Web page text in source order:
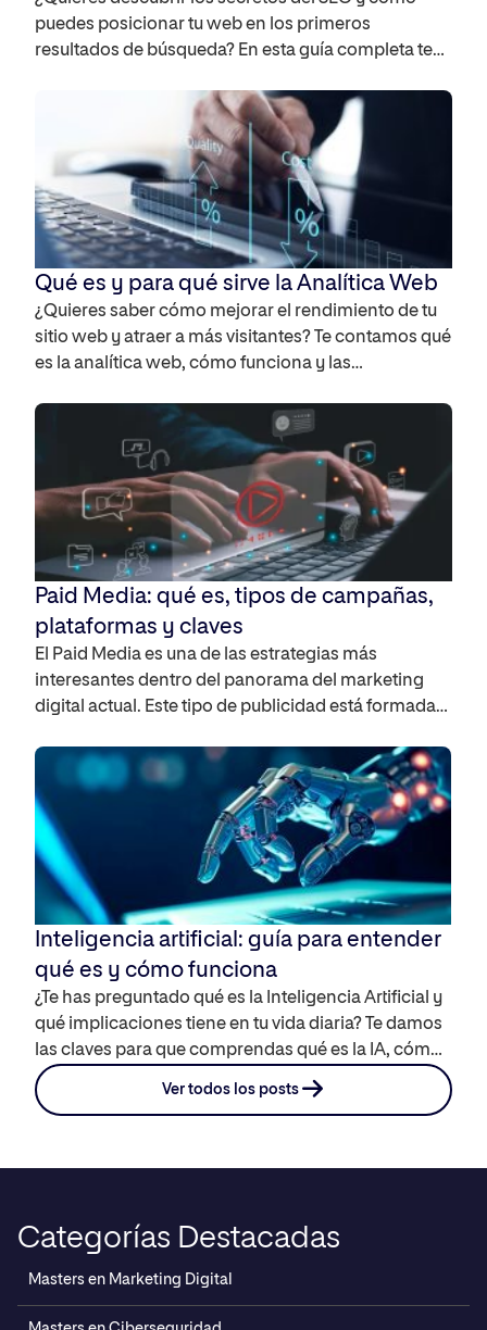
puedes posicionar tu web en los primeros
resultados de búsqueda? En esta guía completa te
tu estrategia digital y cómo puedes utilizarlo para
aumentar la visibilidad de tu sitio web. Por otro lado,
te contamos cuáles son las […]
Qué es y para qué sirve la Analítica Web
¿Quieres saber cómo mejorar el rendimiento de tu
sitio web y atraer a más visitantes? Te contamos qué
es la analítica web, cómo funciona y las
partido a los datos de tu sitio para ayudarte a
comprender el comportamiento de tus usuarios y a
optimizar tu presencia online. Qué […]
Paid Media: qué es, tipos de campañas,
plataformas y claves
El Paid Media es una de las estrategias más
interesantes dentro del panorama del marketing
digital actual. Este tipo de publicidad está formada
sociales, que te permitirán llegar a tu audiencia de
manera más rápida y efectiva. Te contamos qué es
el Paid Media, cómo puedes […]
Inteligencia artificial: guía para entender
qué es y cómo funciona
¿Te has preguntado qué es la Inteligencia Artificial y
qué implicaciones tiene en tu vida diaria? Te damos
las claves para que comprendas qué es la IA, cómo
funciona, cómo ha evolucionado, sus aplicaciones
en la vida cotidiana y qué puede suponer su uso en
Ver todos los posts
Categorías Destacadas
Masters en Marketing Digital